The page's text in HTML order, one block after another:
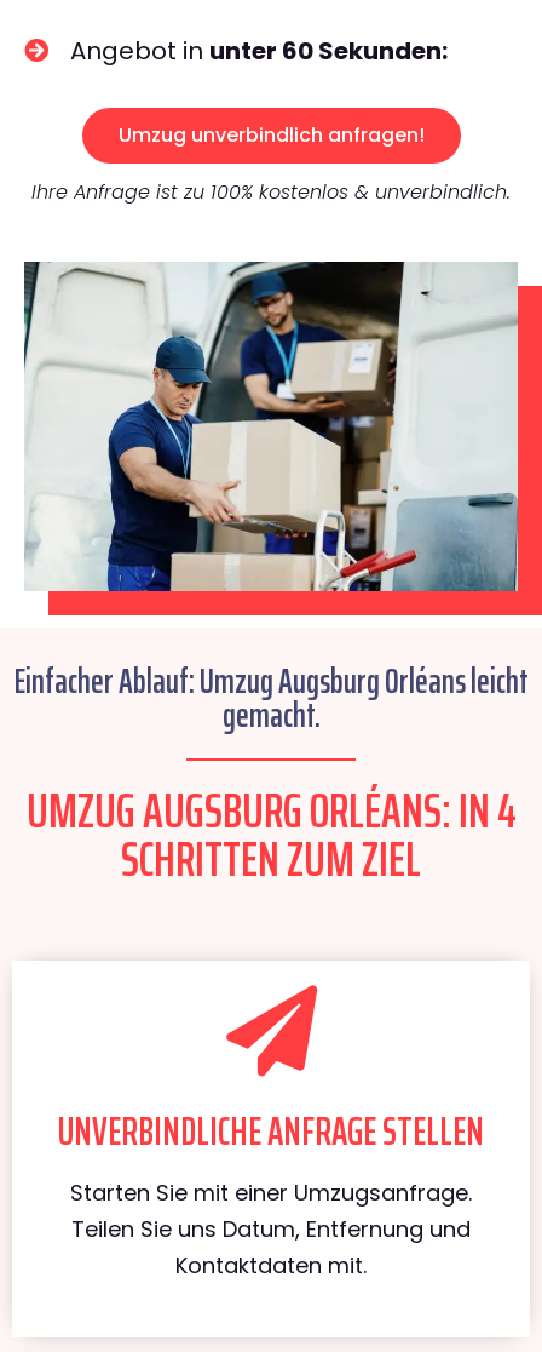
Angebot in unter 60 Sekunden:
Umzug unverbindlich anfragen!
Ihre Anfrage ist zu 100% kostenlos & unverbindlich.
Einfacher Ablauf: Umzug Augsburg Orléans leicht
gemacht.
UMZUG AUGSBURG ORLÉANS: IN 4
SCHRITTEN ZUM ZIEL
UNVERBINDLICHE ANFRAGE STELLEN
Starten Sie mit einer Umzugsanfrage.
Teilen Sie uns Datum, Entfernung und
Kontaktdaten mit.